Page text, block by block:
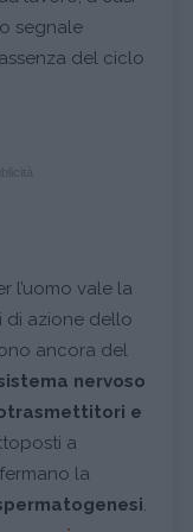
segnale
del ciclo
l’uomo vale la
di azione dello
ancora del
nervoso
e
a
la
.